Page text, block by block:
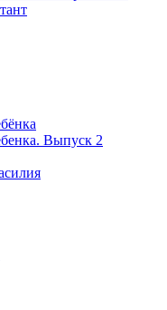
Выпуск 2